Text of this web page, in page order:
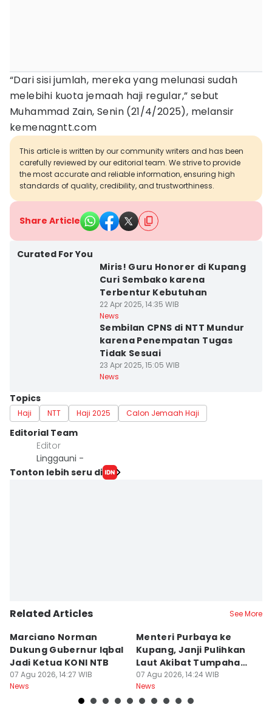
“Dari sisi jumlah, mereka yang melunasi sudah
melebihi kuota jemaah haji regular,” sebut
Muhammad Zain, Senin (21/4/2025), melansir
kemenagntt.com
This article is written by our community writers and has been
carefully reviewed by our editorial team. We strive to provide
the most accurate and reliable information, ensuring high
standards of quality, credibility, and trustworthiness.
Share Article
Curated For You
Miris! Guru Honorer di Kupang
Curi Sembako karena
Terbentur Kebutuhan
22 Apr 2025, 14:35 WIB
News
Sembilan CPNS di NTT Mundur
karena Penempatan Tugas
Tidak Sesuai
23 Apr 2025, 15:05 WIB
News
Topics
Haji NTT Haji 2025 Calon Jemaah Haji
Editorial Team
Editor
Linggauni -
Tonton lebih seru di
Related Articles See More
Marciano Norman
Dukung Gubernur Iqbal
Jadi Ketua KONI NTB
07 Agu 2026, 14:27 WIB
News
Menteri Purbaya ke
Kupang, Janji Pulihkan
Laut Akibat Tumpahan
Minyak Montara
07 Agu 2026, 14:24 WIB
News